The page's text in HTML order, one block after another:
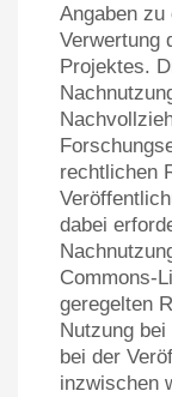
Angaben zu
Verwertung
Projektes.
rechtlichen
dabei
Commons-
geregelten
Nutzung
bei der
inzwischen